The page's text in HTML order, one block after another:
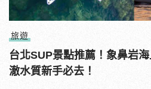
旅遊
台北SUP景點推薦！象鼻岩
澈水質新手必去！